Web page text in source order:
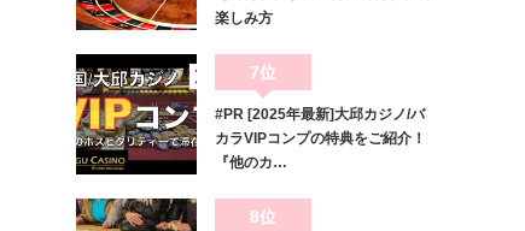
楽しみ方
7位
#PR [2025年最新]大邱カジノ/バ
カラVIPコンプの特典をご紹介！
『他のカ…
8位